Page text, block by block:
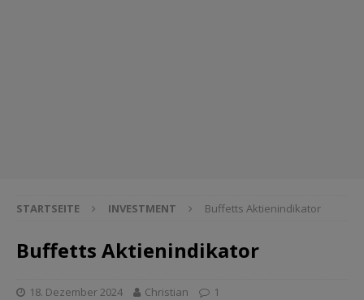
STARTSEITE INVESTMENT Buffetts Aktienindikator
Buffetts Aktienindikator
18. Dezember 2024 Christian 1